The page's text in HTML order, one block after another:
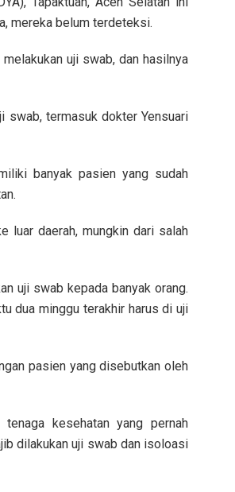
mereka belum terdeteksi.
uji swab, dan hasilnya
swab, termasuk dokter Yensuari
banyak pasien yang sudah
luar daerah, mungkin dari salah
uji swab kepada banyak orang.
dua minggu terakhir harus di uji
pasien yang disebutkan oleh
kesehatan yang pernah
dilakukan uji swab dan isoloasi